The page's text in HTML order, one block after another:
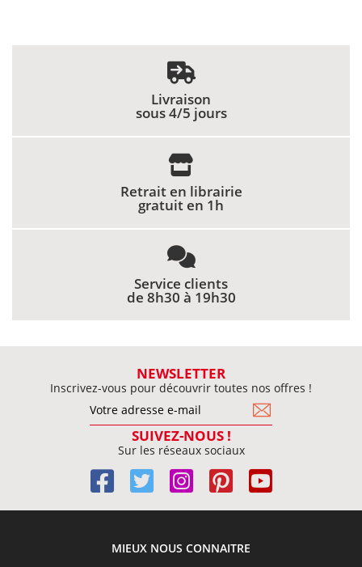
Livraison
sous 4/5 jours
Retrait en librairie
gratuit en 1h
Service clients
de 8h30 à 19h30
NEWSLETTER
Inscrivez-vous pour découvrir toutes nos offres !
SUIVEZ-NOUS !
Sur les réseaux sociaux
MIEUX NOUS CONNAITRE